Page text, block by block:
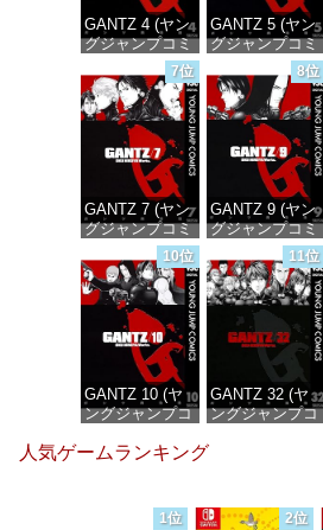
GANTZ 4 (ヤン
グジャンプコミ
ックスDIGITAL)
価格：¥100
GANTZ 5 (ヤン
グジャンプコミ
ックスDIGITAL)
価格：¥100
7位
GANTZ 7 (ヤン
グジャンプコミ
ックスDIGITAL)
価格：¥100
8位
GANTZ 9 (ヤン
グジャンプコミ
ックスDIGITAL)
価格：¥100
10位
GANTZ 10 (ヤ
ングジャンプコ
DIGITAL)
11位
GANTZ 32 (ヤ
ングジャンプコ
人気ゲームランキング
1位 2位